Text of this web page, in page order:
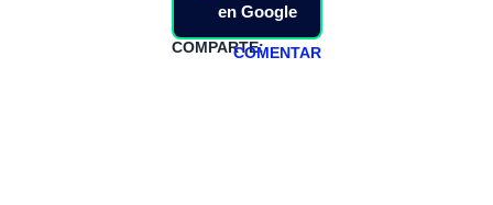
en Google
COMPARTE:COMENTAR